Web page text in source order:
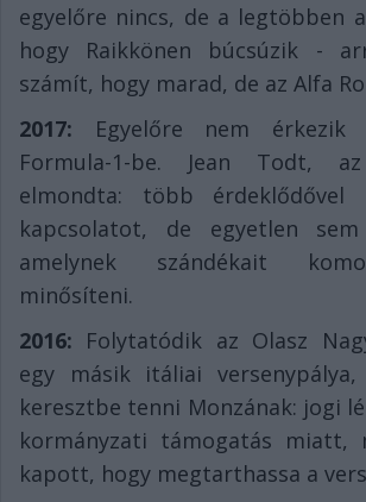
egyelőre nincs, de a legtöbben
hogy Raikkönen búcsúzik -
számít, hogy marad, de az Alfa
2017: Egyelőre nem
Formula-1-be. Jean Todt,
elmondta: több
kapcsolatot, de egyetlen
amelynek szándékait
minősíteni.
2016: Folytatódik az Olasz
egy másik itáliai
keresztbe tenni Monzának: jogi
kormányzati támogatás miatt,
kapott, hogy megtarthassa a